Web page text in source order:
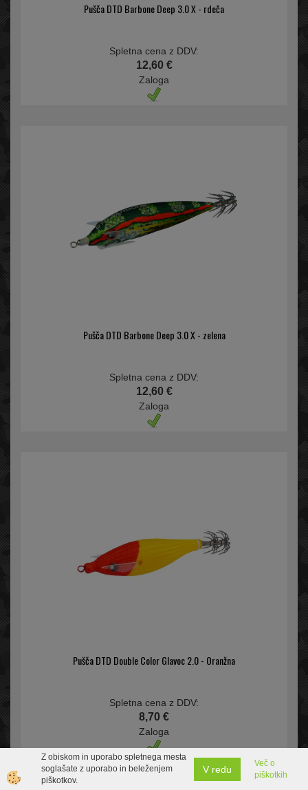
Pušča DTD Barbone Deep 3.0 X - rdeča
Spletna cena z DDV:
12,60 €
Zaloga
Pušča DTD Barbone Deep 3.0 X - zelena
Spletna cena z DDV:
12,60 €
Zaloga
Pušča DTD Double Color Glavoc 2.0 - Oranžna
Spletna cena z DDV:
8,70 €
Zaloga
Z obiskom in uporabo spletnega mesta
soglašate z uporabo in beleženjem
piškotkov.
V redu
Več o
piškotkih